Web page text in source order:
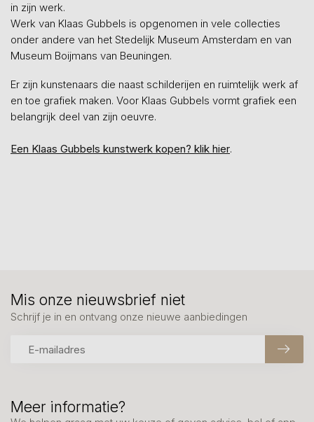
in zijn werk.
Werk van Klaas Gubbels is opgenomen in vele collecties
onder andere van het Stedelijk Museum Amsterdam en van
Museum Boijmans van Beuningen.
Er zijn kunstenaars die naast schilderijen en ruimtelijk werk af
en toe grafiek maken. Voor Klaas Gubbels vormt grafiek een
belangrijk deel van zijn oeuvre.
Een Klaas Gubbels kunstwerk kopen? klik hier.
Meer informatie?
Mis onze nieuwsbrief niet
Schrijf je in en ontvang onze nieuwe aanbiedingen